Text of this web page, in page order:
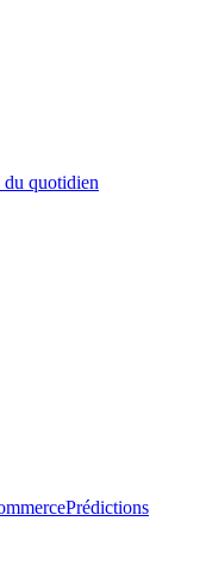
du quotidien
Prédictions